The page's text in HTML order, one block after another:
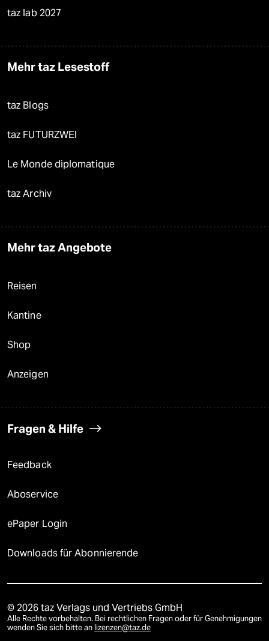
taz lab 2027
Mehr taz Lesestoff
taz Blogs
taz FUTURZWEI
Le Monde diplomatique
taz Archiv
Mehr taz Angebote
Reisen
Kantine
Shop
Anzeigen
Fragen & Hilfe
Feedback
Aboservice
ePaper Login
Downloads für Abonnierende
© 2026 taz Verlags und Vertriebs GmbH
Alle Rechte vorbehalten. Bei rechtlichen Fragen oder für Genehmigungen
wenden Sie sich bitte an lizenzen@taz.de